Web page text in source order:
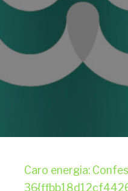
Caro energia: